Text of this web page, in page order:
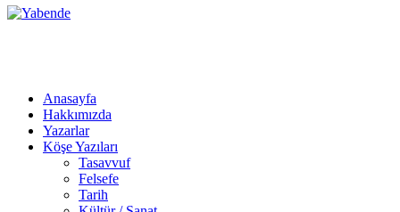
Anasayfa
Hakkımızda
Yazarlar
Köşe Yazıları
Tasavvuf
Felsefe
Tarih